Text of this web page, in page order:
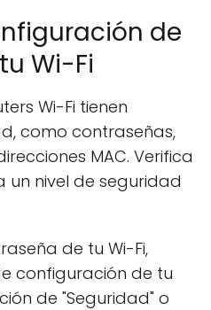
de
Wi-Fi
Wi-Fi tienen
como contraseñas,
MAC. Verifica
un nivel de seguridad
de tu Wi-Fi,
configuración de tu
de "Seguridad" o